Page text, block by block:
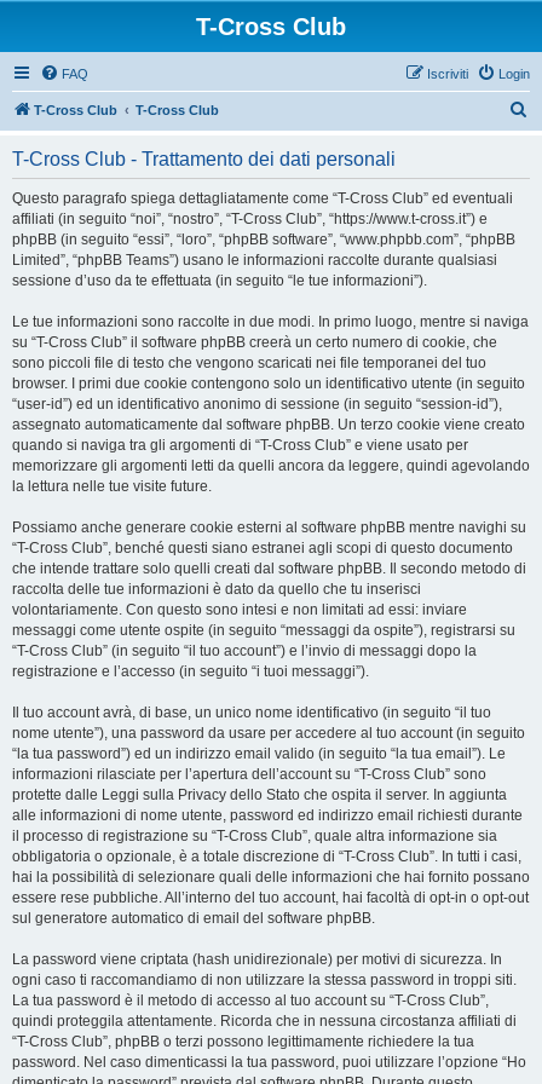
T-Cross Club
FAQ Login
Iscriviti
T-Cross Club T-Cross Club
T-Cross Club - Trattamento dei dati personali
Questo paragrafo spiega dettagliatamente come “T-Cross Club” ed eventuali
affiliati (in seguito “noi”, “nostro”, “T-Cross Club”, “https://www.t-cross.it”) e
phpBB (in seguito “essi”, “loro”, “phpBB software”, “www.phpbb.com”, “phpBB
Limited”, “phpBB Teams”) usano le informazioni raccolte durante qualsiasi
sessione d’uso da te effettuata (in seguito “le tue informazioni”).
Le tue informazioni sono raccolte in due modi. In primo luogo, mentre si naviga
su “T-Cross Club” il software phpBB creerà un certo numero di cookie, che
sono piccoli file di testo che vengono scaricati nei file temporanei del tuo
browser. I primi due cookie contengono solo un identificativo utente (in seguito
“user-id”) ed un identificativo anonimo di sessione (in seguito “session-id”),
assegnato automaticamente dal software phpBB. Un terzo cookie viene creato
quando si naviga tra gli argomenti di “T-Cross Club” e viene usato per
memorizzare gli argomenti letti da quelli ancora da leggere, quindi agevolando
la lettura nelle tue visite future.
Possiamo anche generare cookie esterni al software phpBB mentre navighi su
“T-Cross Club”, benché questi siano estranei agli scopi di questo documento
che intende trattare solo quelli creati dal software phpBB. Il secondo metodo di
raccolta delle tue informazioni è dato da quello che tu inserisci
volontariamente. Con questo sono intesi e non limitati ad essi: inviare
messaggi come utente ospite (in seguito “messaggi da ospite”), registrarsi su
“T-Cross Club” (in seguito “il tuo account”) e l’invio di messaggi dopo la
registrazione e l’accesso (in seguito “i tuoi messaggi”).
Il tuo account avrà, di base, un unico nome identificativo (in seguito “il tuo
nome utente”), una password da usare per accedere al tuo account (in seguito
“la tua password”) ed un indirizzo email valido (in seguito “la tua email”). Le
informazioni rilasciate per l’apertura dell’account su “T-Cross Club” sono
protette dalle Leggi sulla Privacy dello Stato che ospita il server. In aggiunta
alle informazioni di nome utente, password ed indirizzo email richiesti durante
il processo di registrazione su “T-Cross Club”, quale altra informazione sia
obbligatoria o opzionale, è a totale discrezione di “T-Cross Club”. In tutti i casi,
hai la possibilità di selezionare quali delle informazioni che hai fornito possano
essere rese pubbliche. All’interno del tuo account, hai facoltà di opt-in o opt-out
sul generatore automatico di email del software phpBB.
La password viene criptata (hash unidirezionale) per motivi di sicurezza. In
ogni caso ti raccomandiamo di non utilizzare la stessa password in troppi siti.
La tua password è il metodo di accesso al tuo account su “T-Cross Club”,
quindi proteggila attentamente. Ricorda che in nessuna circostanza affiliati di
“T-Cross Club”, phpBB o terzi possono legittimamente richiedere la tua
password. Nel caso dimenticassi la tua password, puoi utilizzare l’opzione “Ho